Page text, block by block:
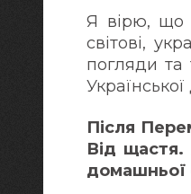
Я вірю, що
світові,
погляди
Після
Від
домашньої